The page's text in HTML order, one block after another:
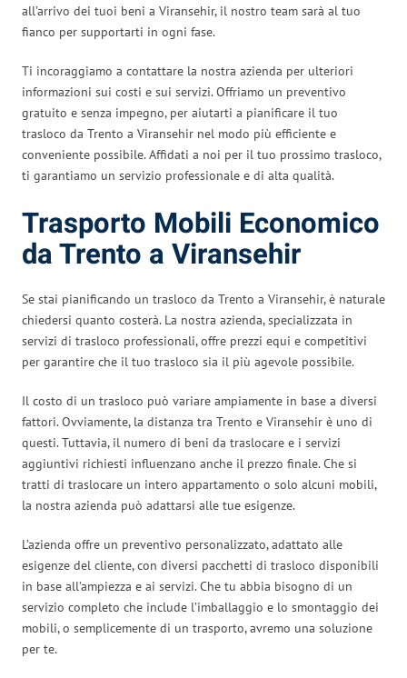
all’arrivo dei tuoi beni a Viransehir, il nostro team sarà al tuo
fianco per supportarti in ogni fase.
Ti incoraggiamo a contattare la nostra azienda per ulteriori
informazioni sui costi e sui servizi. Offriamo un preventivo
gratuito e senza impegno, per aiutarti a pianificare il tuo
trasloco da Trento a Viransehir nel modo più efficiente e
conveniente possibile. Affidati a noi per il tuo prossimo trasloco,
ti garantiamo un servizio professionale e di alta qualità.
Trasporto Mobili Economico
da Trento a Viransehir
Se stai pianificando un trasloco da Trento a Viransehir, è naturale
chiedersi quanto costerà. La nostra azienda, specializzata in
servizi di trasloco professionali, offre prezzi equi e competitivi
per garantire che il tuo trasloco sia il più agevole possibile.
Il costo di un trasloco può variare ampiamente in base a diversi
fattori. Ovviamente, la distanza tra Trento e Viransehir è uno di
questi. Tuttavia, il numero di beni da traslocare e i servizi
aggiuntivi richiesti influenzano anche il prezzo finale. Che si
tratti di traslocare un intero appartamento o solo alcuni mobili,
la nostra azienda può adattarsi alle tue esigenze.
L’azienda offre un preventivo personalizzato, adattato alle
esigenze del cliente, con diversi pacchetti di trasloco disponibili
in base all’ampiezza e ai servizi. Che tu abbia bisogno di un
servizio completo che include l’imballaggio e lo smontaggio dei
mobili, o semplicemente di un trasporto, avremo una soluzione
per te.